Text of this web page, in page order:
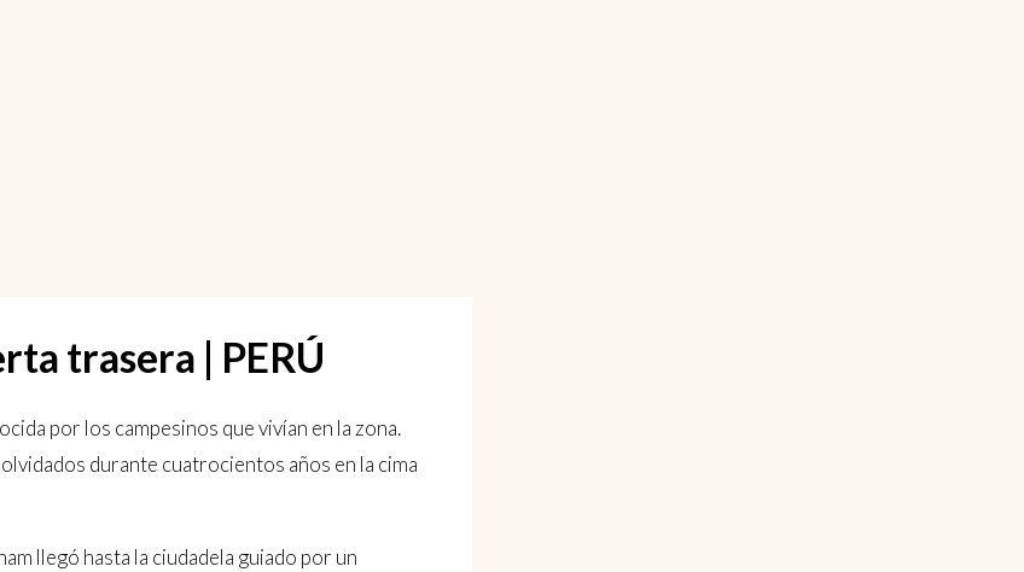
trasera | PERÚ
por los campesinos que vivían en la zona.
durante cuatrocientos años en la cima
llegó hasta la ciudadela guiado por un